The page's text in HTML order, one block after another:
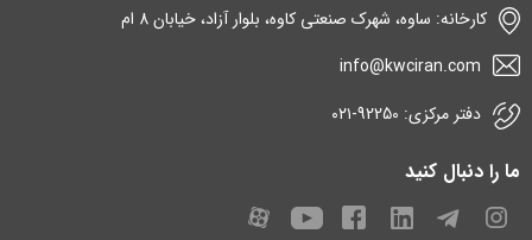
کارخانه: ساوه، شهرک صنعتی کاوه، بلوار آزاد، خیابان 8 ام
info@kwciran.com
دفتر مرکزی: 92250-۰۲۱
ما را دنبال کنید